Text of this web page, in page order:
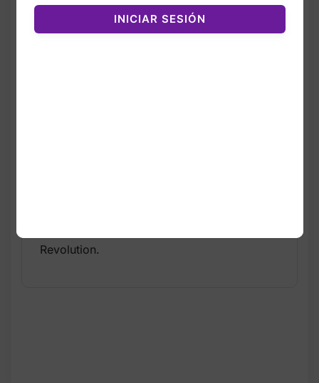
peso, manteniendo el compromiso
sostenible de Nike.
Revolution.
INICIAR SESIÓN